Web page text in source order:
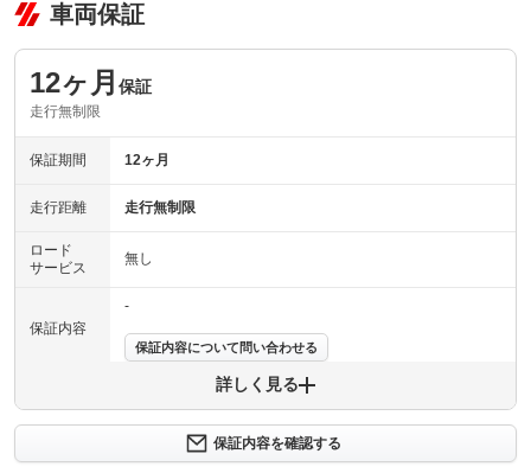
車両保証
12ヶ月 保証
走行無制限
保証期間 12ヶ月
走行距離 走行無制限
ロード
サービス
無し
保証内容
-
保証内容について問い合わせる
詳しく見る
保証内容を確認する